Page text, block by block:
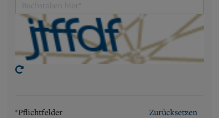
*Pflichtfelder
Zurücksetzen